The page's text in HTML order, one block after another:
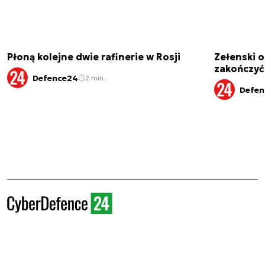
Płoną kolejne dwie rafinerie w Rosji
Defence24 2 min.
Zełenski